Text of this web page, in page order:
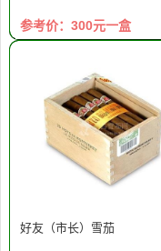
参考价：300元一盒
好友（市长）雪茄